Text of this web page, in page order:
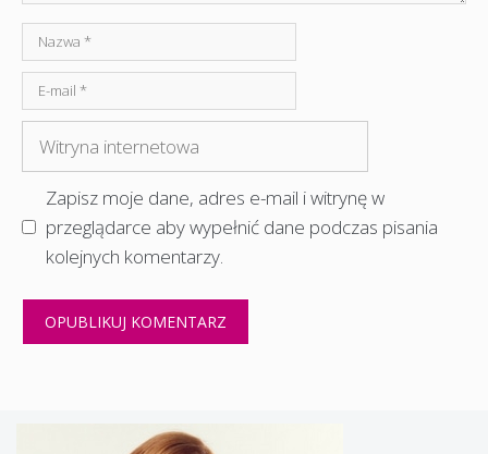
Nazwa
mail
internetowa
Zapisz moje dane, adres e-mail i witrynę w
przeglądarce aby wypełnić dane podczas pisania
kolejnych komentarzy.